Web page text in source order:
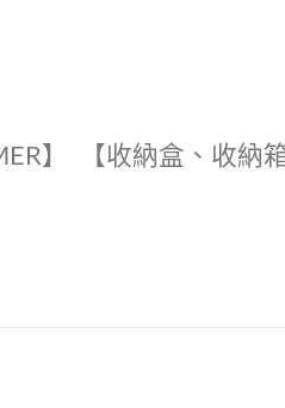
】 【收納盒、收納箱